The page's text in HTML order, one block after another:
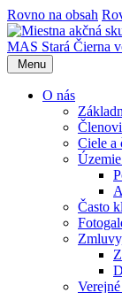
Rovno na obsah
MAS Stará Čierna
Menu
O nás
Ciele a
Často